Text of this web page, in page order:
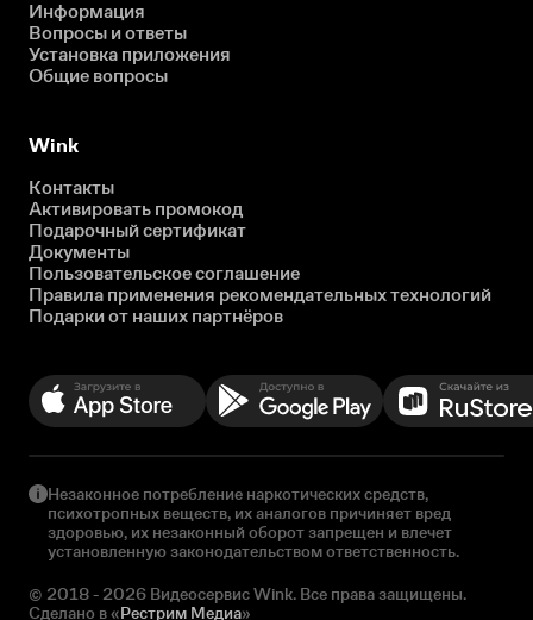
Информация
Вопросы и ответы
Установка приложения
Общие вопросы
Wink
Контакты
Активировать промокод
Подарочный сертификат
Документы
Пользовательское соглашение
Правила применения рекомендательных технологий
Подарки от наших партнёров
Незаконное потребление наркотических средств,
психотропных веществ, их аналогов причиняет вред
здоровью, их незаконный оборот запрещен и влечет
установленную законодательством ответственность.
© 2018 - 2026 Видеосервис Wink. Все права защищены.
Сделано в «Рестрим Медиа»